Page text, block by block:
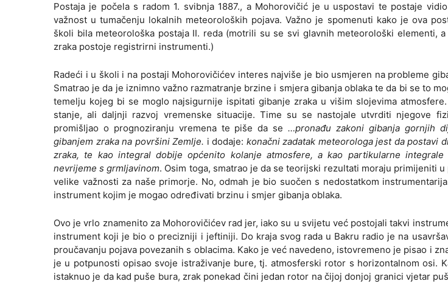
Postaja je počela s radom 1. svibnja 1887., a Mohorovičić je u uspostavi te postaje
važnost u tumačenju lokalnih meteoroloških pojava. Važno je spomenuti kako je ova
školi bila meteorološka postaja II. reda (motrili su se svi glavnih meteorološki elementi,
zraka postoje registrirni instrumenti.)
Radeći i u školi i na postaji Mohorovičićev interes najviše je bio usmjeren na probleme
Smatrao je da je iznimno važno razmatranje brzine i smjera gibanja oblaka te da bi se to
temelju kojeg bi se moglo najsigurnije ispitati gibanje zraka u višim slojevima
stanje, ali daljnji razvoj vremenske situacije. Time su se nastojale utvrditi njegove
promišljao o prognoziranju vremena te piše da se …pronađu zakoni gibanja gornjih
gibanjem zraka na površini Zemlje. i dodaje: konačni zadatak meteorologa jest da postavi
zraka, te kao integral dobije općenito kolanje atmosfere, a kao partikularne
nevrijeme s grmljavinom. Osim toga, smatrao je da se teorijski rezultati moraju primijeniti
velike važnosti za naše primorje. No, odmah je bio suočen s nedostatkom
instrument kojim je mogao određivati brzinu i smjer gibanja oblaka.
Ovo je vrlo znamenito za Mohorovičićev rad jer, iako su u svijetu već postojali takvi
instrument koji je bio o precizniji i jeftiniji. Do kraja svog rada u Bakru radio je na
proučavanju pojava povezanih s oblacima. Kako je već navedeno, istovremeno je pisao i
je u potpunosti opisao svoje istraživanje bure, tj. atmosferski rotor s horizontalnom osi.
istaknuo je da kad puše bura, zrak ponekad čini jedan rotor na čijoj donjoj granici vjetar